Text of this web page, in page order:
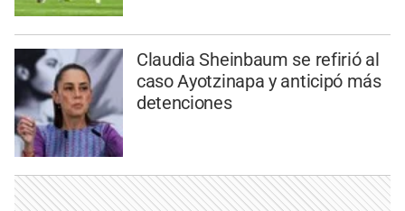
Claudia Sheinbaum se refirió al
caso Ayotzinapa y anticipó más
detenciones